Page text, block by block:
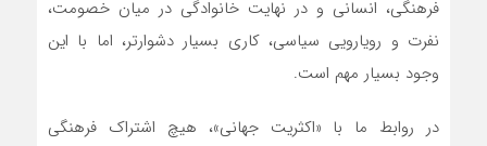
فرهنگی، انسانی و در نهایت خانوادگی در میان خصومت،
نفرت و رویارویی سیاسی، کاری بسیار دشوارتر، اما با این
وجود بسیار مهم است.
در روابط ما با «اکثریت جهانی»، هیچ اشتراک فرهنگی